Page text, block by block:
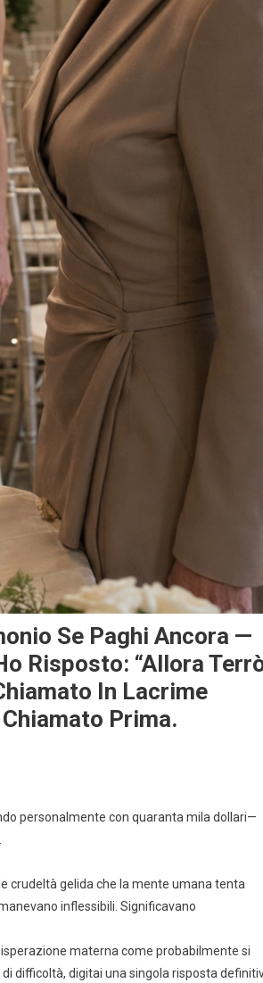
Se Paghi Ancora —
Risposto: “Allora
In Lacrime
Prima.
personalmente con quaranta mila dollari—
crudeltà gelida che la mente umana tenta
inflessibili. Significavano
materna come probabilmente si
difficoltà, digitai una singola risposta